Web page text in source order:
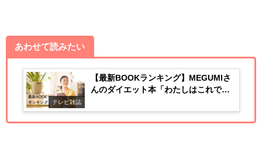
あわせて読みたい
テレビ雑誌
【最新BOOKランキング】MEGUMIさ
んのダイエット本「わたしはこれでや